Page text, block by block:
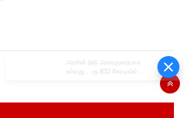
அரசின் நிதி அரைகுறையாக
உள்ளது... ரூ.832 கோடியில்